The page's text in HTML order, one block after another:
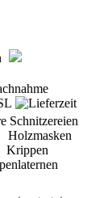
Schnitzereien
Holzmasken
Krippen